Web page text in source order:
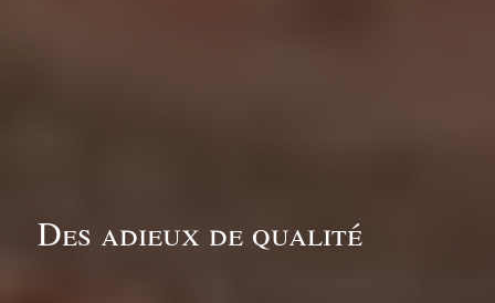
Des adieux de qualité